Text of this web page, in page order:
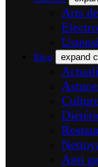
Arts
Blog expand
Anti